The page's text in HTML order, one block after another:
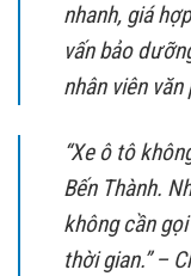
nhanh, giá
vấn bảo
nhân viên
“Xe ô tô
Bến Thành.
không cần
thời gian.” –